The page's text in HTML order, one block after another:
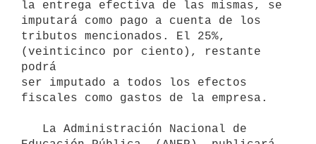
la entrega efectiva de las mismas, se
imputará como pago a cuenta de los
tributos mencionados. El 25%,
(veinticinco por ciento), restante
podrá
ser imputado a todos los efectos
fiscales como gastos de la empresa.